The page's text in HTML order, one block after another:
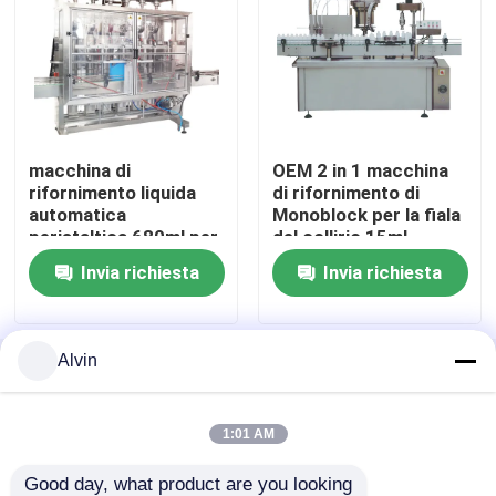
Tappatrice automatica
etichettatrice della bottiglia rotonda
Etichettatrice della bottiglia quadrata
Etichettatrice di superficie piana
Macchina per l'etichettatura di stampa
macchina di
rifornimento liquida
automatica
peristaltica 680ml per
il prodotto
disinfettante della
mano dello sciampo
Invia richiesta
OEM 2 in 1 macchina
di rifornimento di
Monoblock per la fiala
del collirio 15ml
Invia richiesta
Casa
Mappa del sito
Politica sulla privacy
Qualitàetichettatrice automaticaFabbrica
Alvin
1:01 AM
Good day, what product are you looking